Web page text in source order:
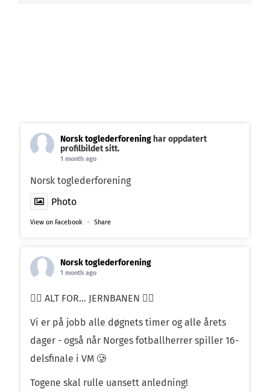
Norsk toglederforening har oppdatert
profilbildet sitt.
1 month ago
Norsk toglederforening
Photo
View on Facebook · Share
Norsk toglederforening
1 month ago
❤️‍🔥 ALT FOR… JERNBANEN ❤️‍🔥
Vi er på jobb alle døgnets timer og alle årets
dager - også når Norges fotballherrer spiller 16-
delsfinale i VM 🥲
Togene skal rulle uansett anledning!